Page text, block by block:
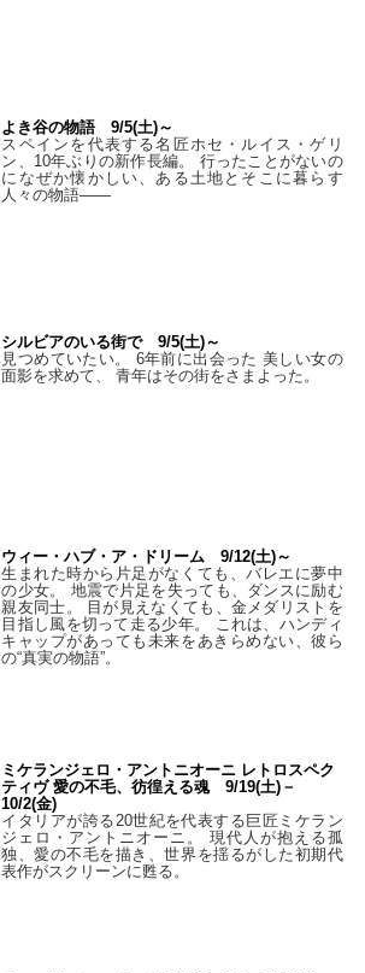
よき谷の物語 9/5(土)～
スペインを代表する名匠ホセ・ルイス・ゲリ
ン、10年ぶりの新作長編。 行ったことがないの
になぜか懐かしい、ある土地とそこに暮らす
人々の物語――
シルビアのいる街で 9/5(土)～
見つめていたい。 6年前に出会った 美しい女の
面影を求めて、 青年はその街をさまよった。
ウィー・ハブ・ア・ドリーム 9/12(土)～
生まれた時から片足がなくても、バレエに夢中
の少女。 地震で片足を失っても、ダンスに励む
親友同士。 目が見えなくても、金メダリストを
目指し風を切って走る少年。 これは、ハンディ
キャップがあっても未来をあきらめない、彼ら
の“真実の物語”。
ミケランジェロ・アントニオーニ レトロスペク
ティヴ 愛の不毛、彷徨える魂 9/19(土)－
10/2(金)
イタリアが誇る20世紀を代表する巨匠ミケラン
ジェロ・アントニオーニ。 現代人が抱える孤
独、愛の不毛を描き、世界を揺るがした初期代
表作がスクリーンに甦る。